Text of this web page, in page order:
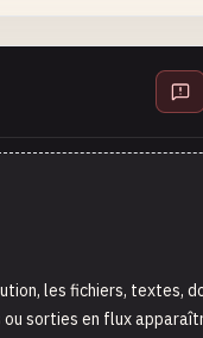
les fichiers, textes,
sorties en flux